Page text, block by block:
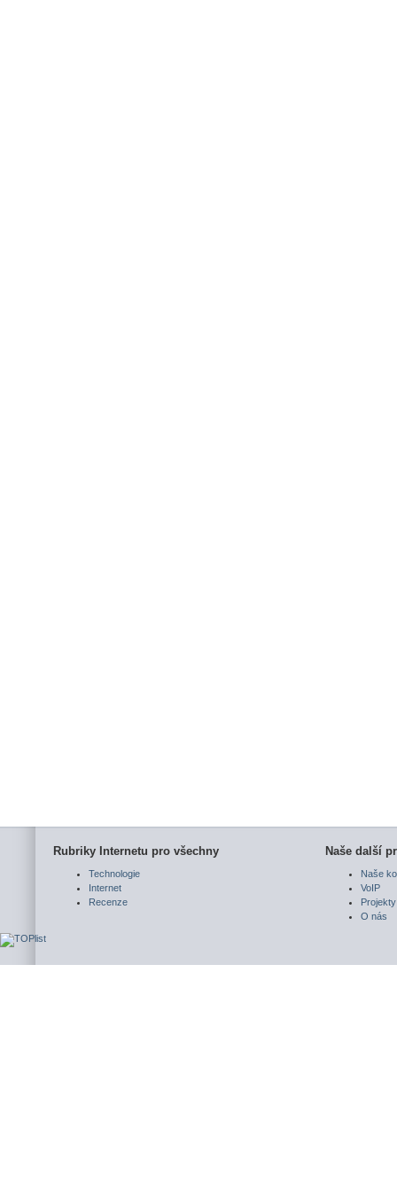
Rubriky Internetu pro všechny
Technologie
Internet
Recenze
Naše další
Naše
VoIP
Projekty
O nás